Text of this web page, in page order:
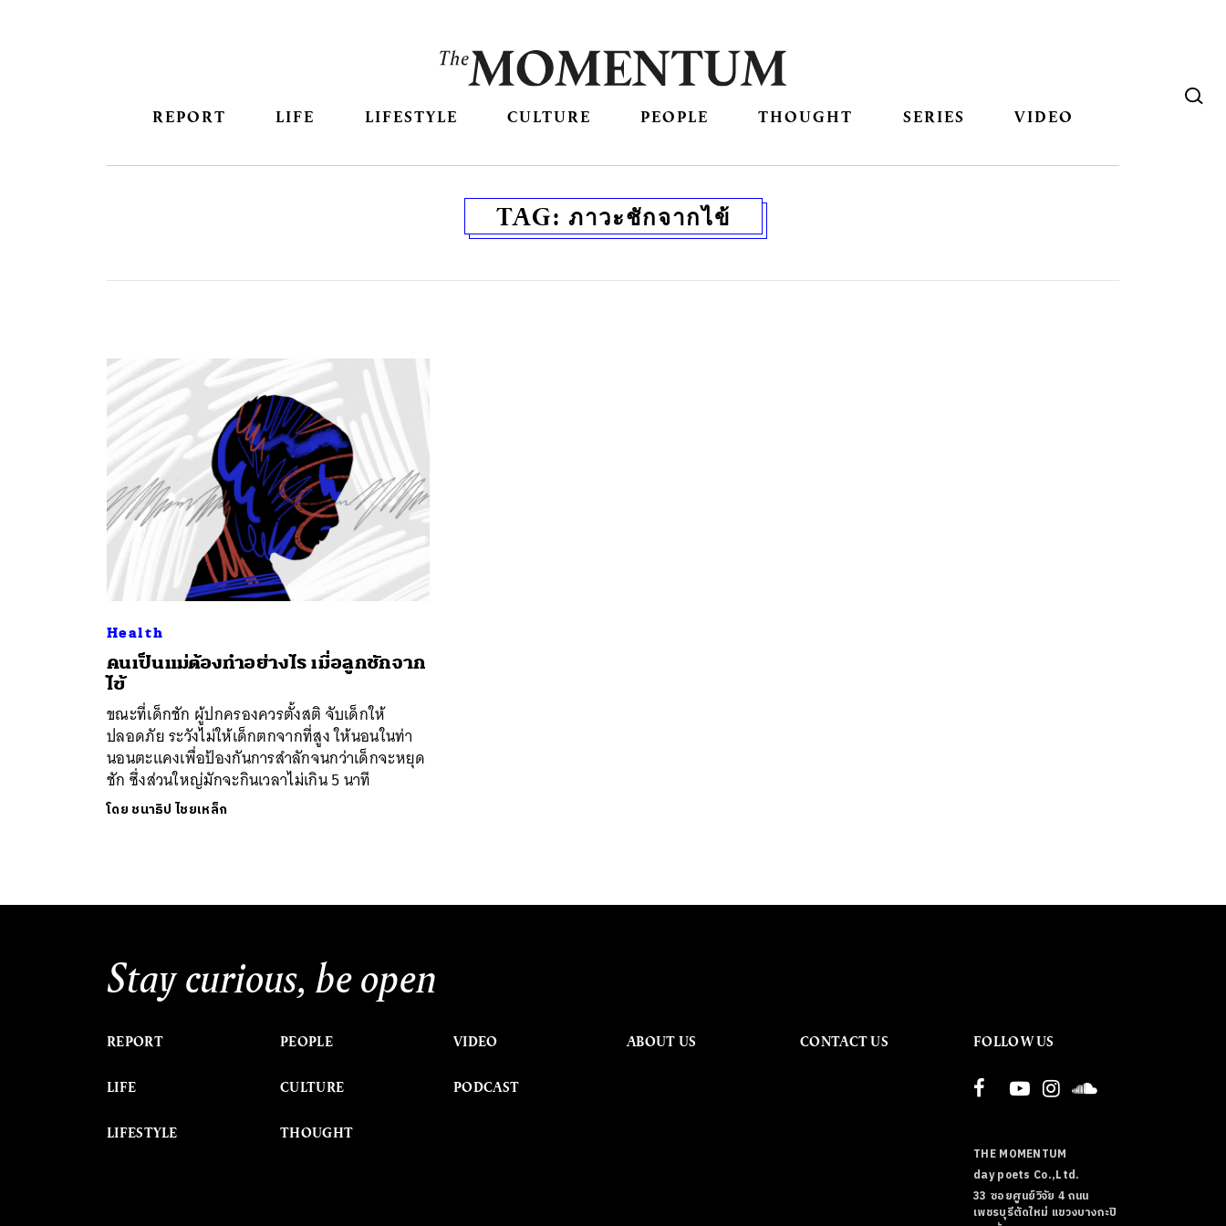
REPORT LIFE LIFESTYLE CULTURE PEOPLE THOUGHT SERIES VIDEO
TAG: ภาวะชักจากไข้
Health
คนเป็นแม่ต้องทำอย่างไร เมื่อลูกชักจาก
ไข้
ขณะที่เด็กชัก ผู้ปกครองควรตั้งสติ จับเด็กให้
ปลอดภัย ระวังไม่ให้เด็กตกจากที่สูง ให้นอนในท่า
นอนตะแคงเพื่อป้องกันการสำลักจนกว่าเด็กจะหยุด
ชัก ซึ่งส่วนใหญ่มักจะกินเวลาไม่เกิน 5 นาที
โดย ชนาธิป ไชยเหล็ก
Stay curious, be open
REPORT
LIFE
LIFESTYLE
PEOPLE
CULTURE
THOUGHT
VIDEO
PODCAST
ABOUT US CONTACT US FOLLOW US
THE MOMENTUM
day poets Co.,Ltd.
33 ซอยศูนย์วิจัย 4 ถนน
เพชรบุรีตัดใหม่ แขวงบางกะปิ